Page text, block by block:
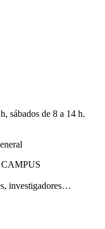
sábados de 8 a 14 h.
investigadores…